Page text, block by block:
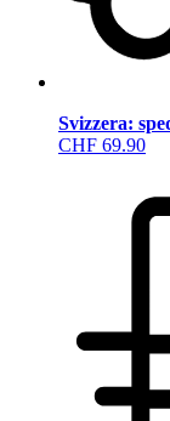
Svizzera:
CHF 69.90